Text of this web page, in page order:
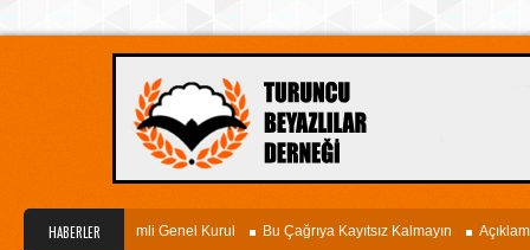
HABERLER
Olağan Seçimli Genel Kurul Bu Çağrıya Kayıtsız Kalmayın Açıklama